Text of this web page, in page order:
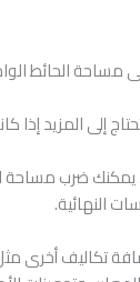
الحائط
المزيد إذا
ضرب مساحة
النهائية.
تكاليف أخرى